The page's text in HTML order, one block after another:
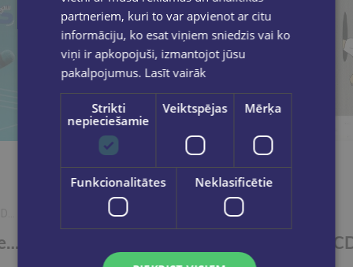
Uku un Leles dziesmas CD
partneriem, kuri to var apvienot ar citu
informāciju, ko esat viņiem sniedzis vai ko
viņi ir apkopojuši, izmantojot jūsu
pakalpojumus. Lasīt vairāk
Strikti
nepieciešamie
Veiktspējas Mērķa
Funkcionalitātes Neklasificētie